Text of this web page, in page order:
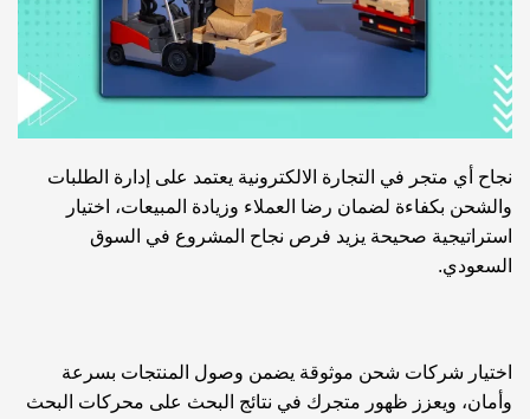
نجاح أي متجر في التجارة الالكترونية يعتمد على إدارة الطلبات
والشحن بكفاءة لضمان رضا العملاء وزيادة المبيعات، اختيار
استراتيجية صحيحة يزيد فرص نجاح المشروع في السوق
السعودي.
اختيار شركات شحن موثوقة يضمن وصول المنتجات بسرعة
وأمان، ويعزز ظهور متجرك في نتائج البحث على محركات البحث